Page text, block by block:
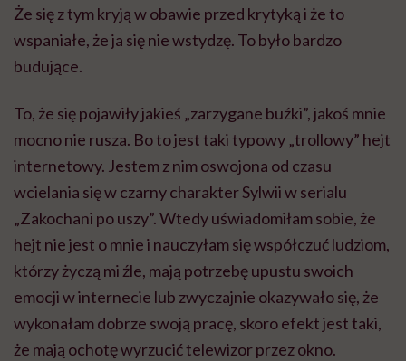
Że się z tym kryją w obawie przed krytyką i że to
wspaniałe, że ja się nie wstydzę. To było bardzo
budujące.
To, że się pojawiły jakieś „zarzygane buźki”, jakoś mnie
mocno nie rusza. Bo to jest taki typowy „trollowy” hejt
internetowy. Jestem z nim oswojona od czasu
wcielania się w czarny charakter Sylwii w serialu
„Zakochani po uszy”. Wtedy uświadomiłam sobie, że
hejt nie jest o mnie i nauczyłam się współczuć ludziom,
którzy życzą mi źle, mają potrzebę upustu swoich
emocji w internecie lub zwyczajnie okazywało się, że
wykonałam dobrze swoją pracę, skoro efekt jest taki,
że mają ochotę wyrzucić telewizor przez okno.